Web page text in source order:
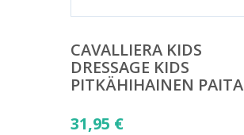
CAVALLIERA KIDS
DRESSAGE KIDS
PITKÄHIHAINEN PAITA
31,95 €